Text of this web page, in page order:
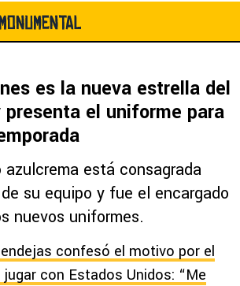
es la nueva estrella del
presenta el uniforme para
azulcrema está consagrada
su equipo y fue el encargado
nuevos uniformes.
confesó el motivo por el
con Estados Unidos: “Me